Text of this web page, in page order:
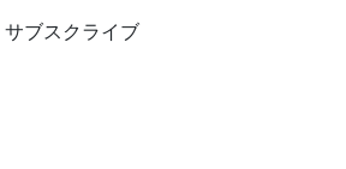
サブスクライブ